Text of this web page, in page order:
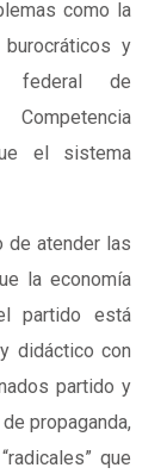
como la
y
federal de
el sistema
de atender las
la economía
partido está
didáctico con
partido y
propaganda,
que